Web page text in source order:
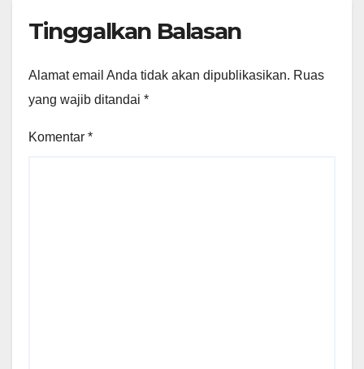
Tinggalkan Balasan
Alamat email Anda tidak akan dipublikasikan. Ruas
yang wajib ditandai *
Komentar *